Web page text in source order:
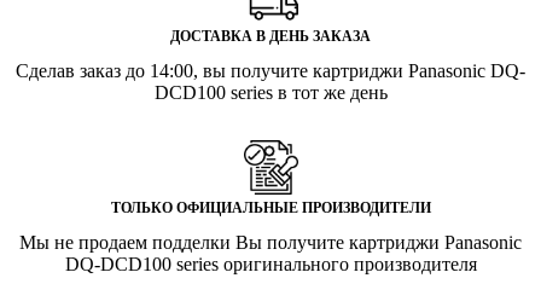
ДОСТАВКА В ДЕНЬ ЗАКАЗА
Сделав заказ до 14:00, вы получите картриджи Panasonic DQ-
DCD100 series в тот же день
ТОЛЬКО ОФИЦИАЛЬНЫЕ ПРОИЗВОДИТЕЛИ
Мы не продаем подделки Вы получите картриджи Panasonic
DQ-DCD100 series оригинального производителя